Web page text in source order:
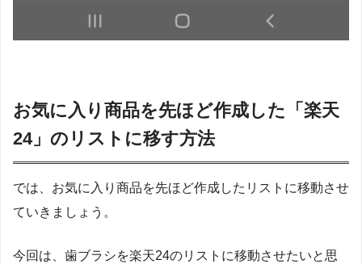
お気に入り商品を先ほど作成した「楽天
24」のリストに移す方法
では、お気に入り商品を先ほど作成したリストに移動させ
ていきましょう。
今回は、歯ブラシを楽天24のリストに移動させたいと思